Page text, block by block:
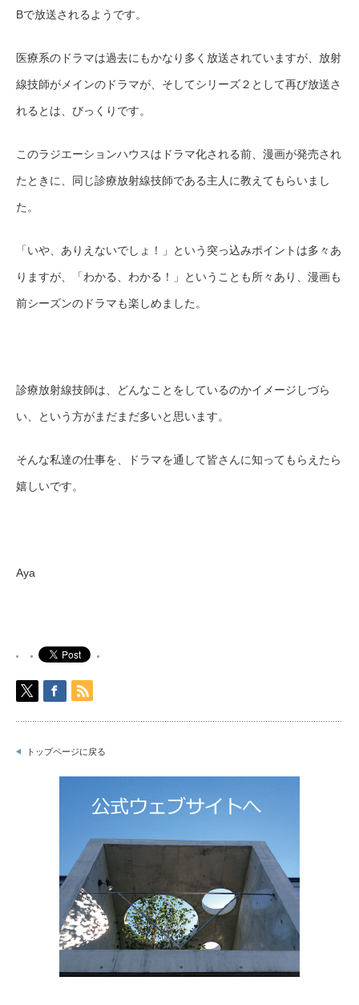
Bで放送されるようです。
医療系のドラマは過去にもかなり多く放送されていますが、放射
線技師がメインのドラマが、そしてシリーズ２として再び放送さ
れるとは、びっくりです。
このラジエーションハウスはドラマ化される前、漫画が発売され
たときに、同じ診療放射線技師である主人に教えてもらいまし
た。
「いや、ありえないでしょ！」という突っ込みポイントは多々あ
りますが、「わかる、わかる！」ということも所々あり、漫画も
前シーズンのドラマも楽しめました。
診療放射線技師は、どんなことをしているのかイメージしづら
い、という方がまだまだ多いと思います。
そんな私達の仕事を、ドラマを通して皆さんに知ってもらえたら
嬉しいです。
Aya
トップページに戻る